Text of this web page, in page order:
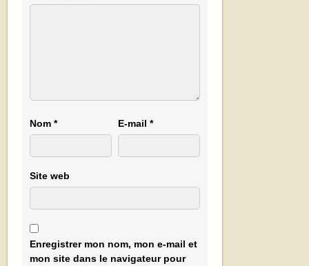
Nom* E-mail*
Site web
Enregistrer mon nom, mon e-mail et
mon site dans le navigateur pour